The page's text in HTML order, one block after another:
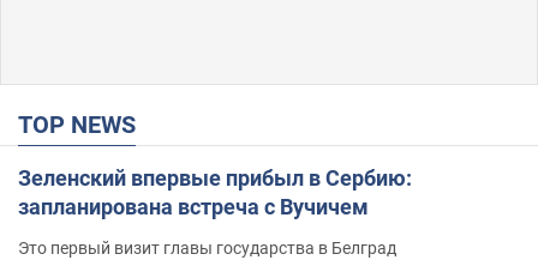
TOP NEWS
Зеленский впервые прибыл в Сербию:
запланирована встреча с Вучичем
Это первый визит главы государства в Белград